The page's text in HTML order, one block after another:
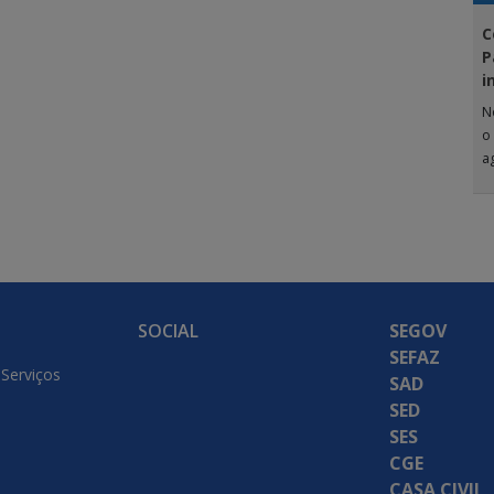
o
SOCIAL
SEGOV
SEFAZ
SAD
SED
SES
CGE